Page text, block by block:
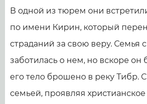
В одной из тюрем они
по имени Кирин, который
страданий за свою веру. Семья
заботилась о нем, но вскоре он
его тело брошено в реку Тибр.
семьей, проявляя